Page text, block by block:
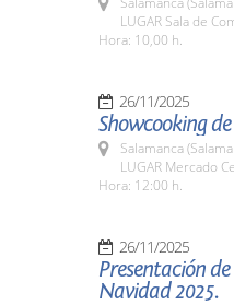
LUGAR Sala de
Hora: 10,00 h.
26/11/2025
Showcooking
Salamanca
LUGAR Mercado
Hora: 12:00 h.
26/11/2025
Presentación
Navidad 2025.